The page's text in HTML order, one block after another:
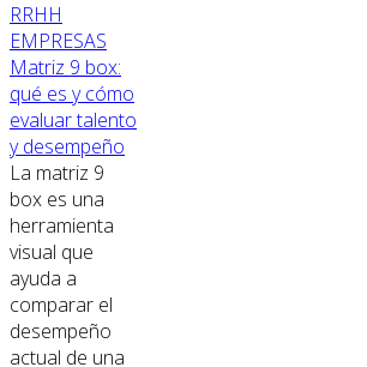
RRHH
EMPRESAS
Matriz 9 box:
qué es y cómo
evaluar talento
y desempeño
La matriz 9
box es una
herramienta
visual que
ayuda a
comparar el
desempeño
actual de una